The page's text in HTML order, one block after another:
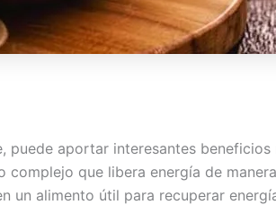
puede aportar interesantes
que libera energía de
un alimento útil para recuperar